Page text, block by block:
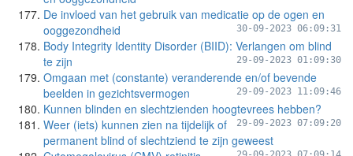
De invloed van het gebruik van medicatie op de ogen en
ooggezondheid
30-09-2023 06:09:31
Body Integrity Identity Disorder (BIID): Verlangen om blind
te zijn
29-09-2023 01:09:30
Omgaan met (constante) veranderende en/of bevende
beelden in gezichtsvermogen
29-09-2023 11:09:46
Kunnen blinden en slechtzienden hoogtevrees hebben?
29-09-2023 07:09:20
Weer (iets) kunnen zien na tijdelijk of
permanent blind of slechtziend te zijn geweest